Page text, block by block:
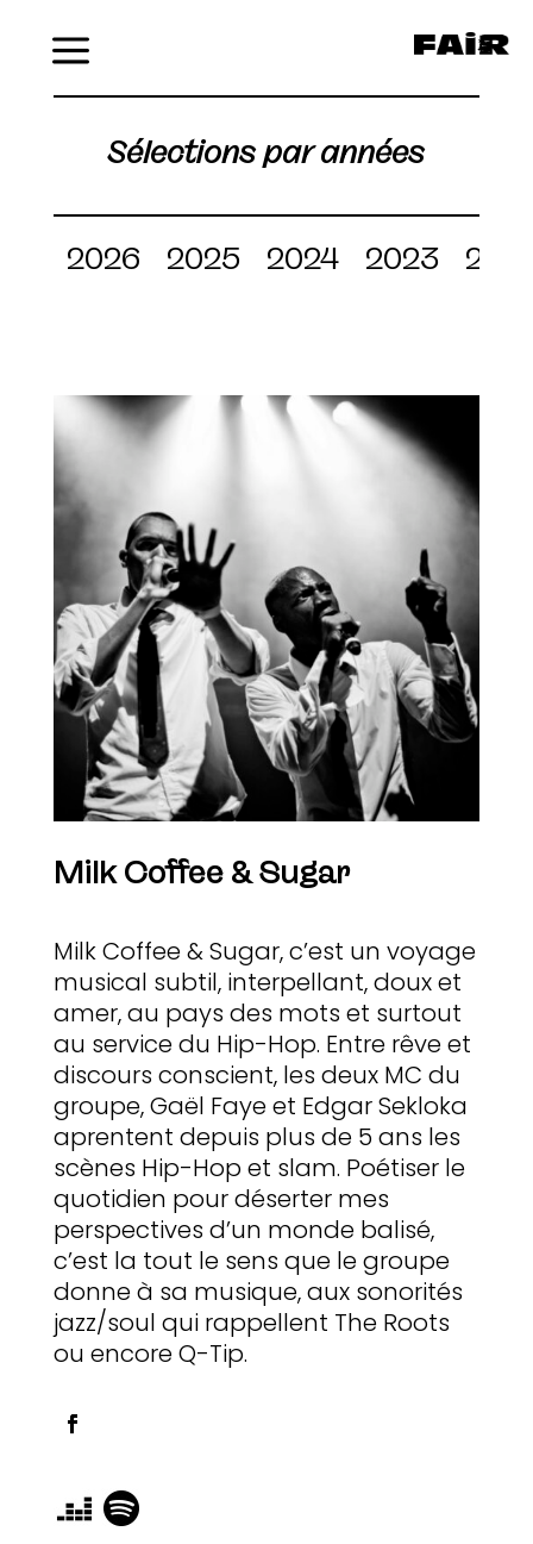
Sélections par années
2026 2025 2024 2023
Milk Coffee & Sugar
Milk Coffee & Sugar, c’est un voyage
musical subtil, interpellant, doux et
amer, au pays des mots et surtout
au service du Hip-Hop. Entre rêve et
discours conscient, les deux MC du
groupe, Gaël Faye et Edgar Sekloka
aprentent depuis plus de 5 ans les
scènes Hip-Hop et slam. Poétiser le
quotidien pour déserter mes
perspectives d’un monde balisé,
c’est la tout le sens que le groupe
donne à sa musique, aux sonorités
jazz/soul qui rappellent The Roots
ou encore Q-Tip.